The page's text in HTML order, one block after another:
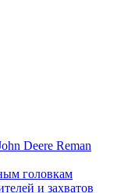
Deere Reman
головкам
и захватов